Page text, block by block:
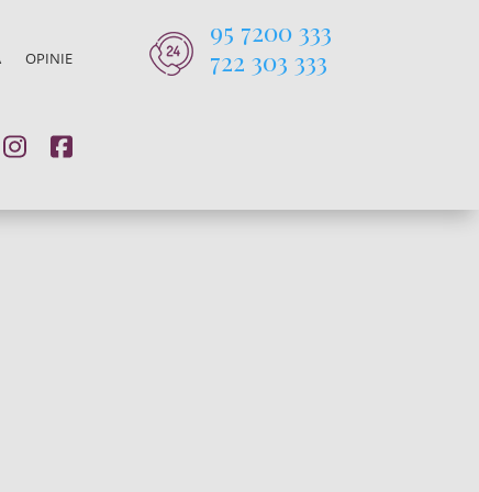
OPINIE
95 7200 333
722 303 333